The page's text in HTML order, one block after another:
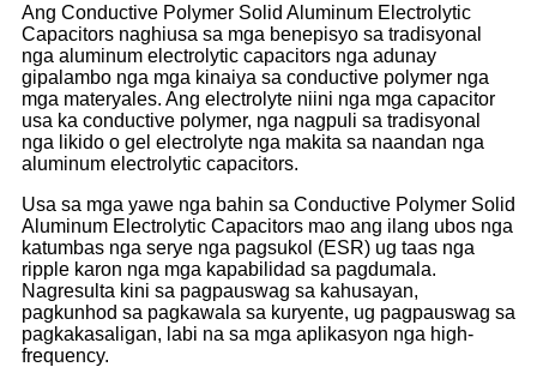
Ang Conductive Polymer Solid Aluminum Electrolytic
Capacitors naghiusa sa mga benepisyo sa tradisyonal
nga aluminum electrolytic capacitors nga adunay
gipalambo nga mga kinaiya sa conductive polymer nga
mga materyales. Ang electrolyte niini nga mga capacitor
usa ka conductive polymer, nga nagpuli sa tradisyonal
nga likido o gel electrolyte nga makita sa naandan nga
aluminum electrolytic capacitors.
Usa sa mga yawe nga bahin sa Conductive Polymer Solid
Aluminum Electrolytic Capacitors mao ang ilang ubos nga
katumbas nga serye nga pagsukol (ESR) ug taas nga
ripple karon nga mga kapabilidad sa pagdumala.
Nagresulta kini sa pagpauswag sa kahusayan,
pagkunhod sa pagkawala sa kuryente, ug pagpauswag sa
pagkakasaligan, labi na sa mga aplikasyon nga high-
frequency.